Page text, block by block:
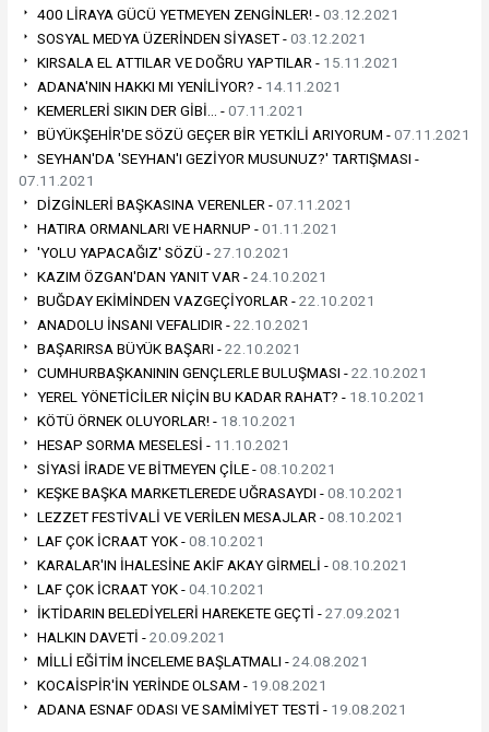
400 LİRAYA GÜCÜ YETMEYEN ZENGİNLER! -03.12.2021
SOSYAL MEDYA ÜZERİNDEN SİYASET -03.12.2021
KIRSALA EL ATTILAR VE DOĞRU YAPTILAR - 15.11.2021
ADANA'NIN HAKKI MI YENİLİYOR? - 14.11.2021
KEMERLERİ SIKIN DER GİBİ… -07.11.2021
BÜYÜKŞEHİR'DE SÖZÜ GEÇER BİR YETKİLİ ARIYORUM -07.11.2021
SEYHAN'DA 'SEYHAN'I GEZİYOR MUSUNUZ?' TARTIŞMASI -
07.11.2021
DİZGİNLERİ BAŞKASINA VERENLER -07.11.2021
HATIRA ORMANLARI VE HARNUP -01.11.2021
'YOLU YAPACAĞIZ' SÖZÜ -27.10.2021
KAZIM ÖZGAN'DAN YANIT VAR -24.10.2021
BUĞDAY EKİMİNDEN VAZGEÇİYORLAR -22.10.2021
ANADOLU İNSANI VEFALIDIR -22.10.2021
BAŞARIRSA BÜYÜK BAŞARI -22.10.2021
CUMHURBAŞKANININ GENÇLERLE BULUŞMASI -22.10.2021
YEREL YÖNETİCİLER NİÇİN BU KADAR RAHAT? - 18.10.2021
KÖTÜ ÖRNEK OLUYORLAR! - 18.10.2021
HESAP SORMA MESELESİ - 11.10.2021
SİYASİ İRADE VE BİTMEYEN ÇİLE -08.10.2021
KEŞKE BAŞKA MARKETLEREDE UĞRASAYDI -08.10.2021
LEZZET FESTİVALİ VE VERİLEN MESAJLAR -08.10.2021
LAF ÇOK İCRAAT YOK -08.10.2021
KARALAR'IN İHALESİNE AKİF AKAY GİRMELİ -08.10.2021
LAF ÇOK İCRAAT YOK -04.10.2021
İKTİDARIN BELEDİYELERİ HAREKETE GEÇTİ -27.09.2021
HALKIN DAVETİ -20.09.2021
MİLLİ EĞİTİM İNCELEME BAŞLATMALI -24.08.2021
KOCAİSPİR'İN YERİNDE OLSAM - 19.08.2021
ADANA ESNAF ODASI VE SAMİMİYET TESTİ - 19.08.2021